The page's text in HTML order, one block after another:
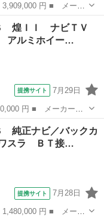
レード名： ４ＷＤ
ィスプレイオーディオ
Ｓ 煌ＩＩ ナビＴＶ
アルミホイー…
提携サイト 7月29日
レード名： ＺＳ 煌
ホイール ■ 排気
純正ナビ／バックカ
ワスラ ＢＴ接…
提携サイト 7月28日